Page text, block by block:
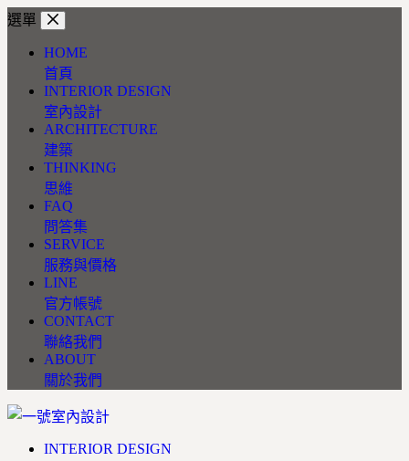
跳
選單
HOME
首頁
INTERIOR DESIGN
室內設計
ARCHITECTURE
建築
THINKING
思維
FAQ
問答集
SERVICE
服務與價格
LINE
官方帳號
CONTACT
聯絡我們
ABOUT
關於我們
INTERIOR DESIGN